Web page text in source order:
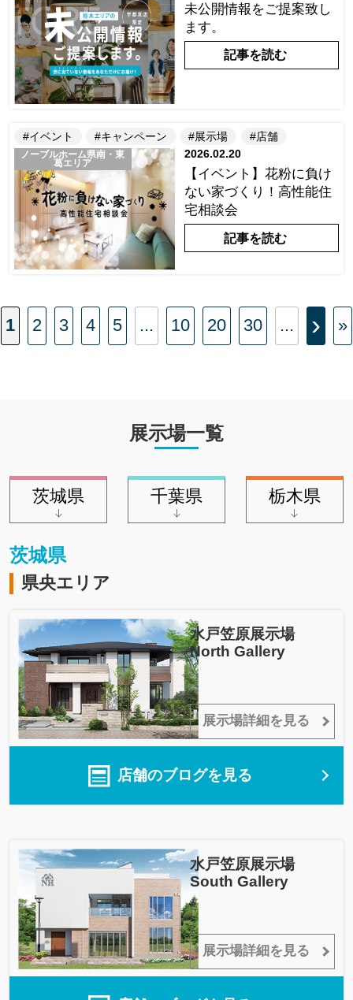
未公開情報をご提案致し
ます。
記事を読む
#イベント #キャンペーン #展示場 #店舗
ノーブルホーム県南・東
葛エリア
2026.02.20
【イベント】花粉に負け
ない家づくり！高性能住
宅相談会
記事を読む
1 2 3 4 5 ... 10 20 30 ... › »
展示場一覧
茨城県 千葉県 栃木県
茨城県
県央エリア
水戸笠原展示場
North Gallery
展示場詳細を見る
店舗のブログを見る
水戸笠原展示場
South Gallery
展示場詳細を見る